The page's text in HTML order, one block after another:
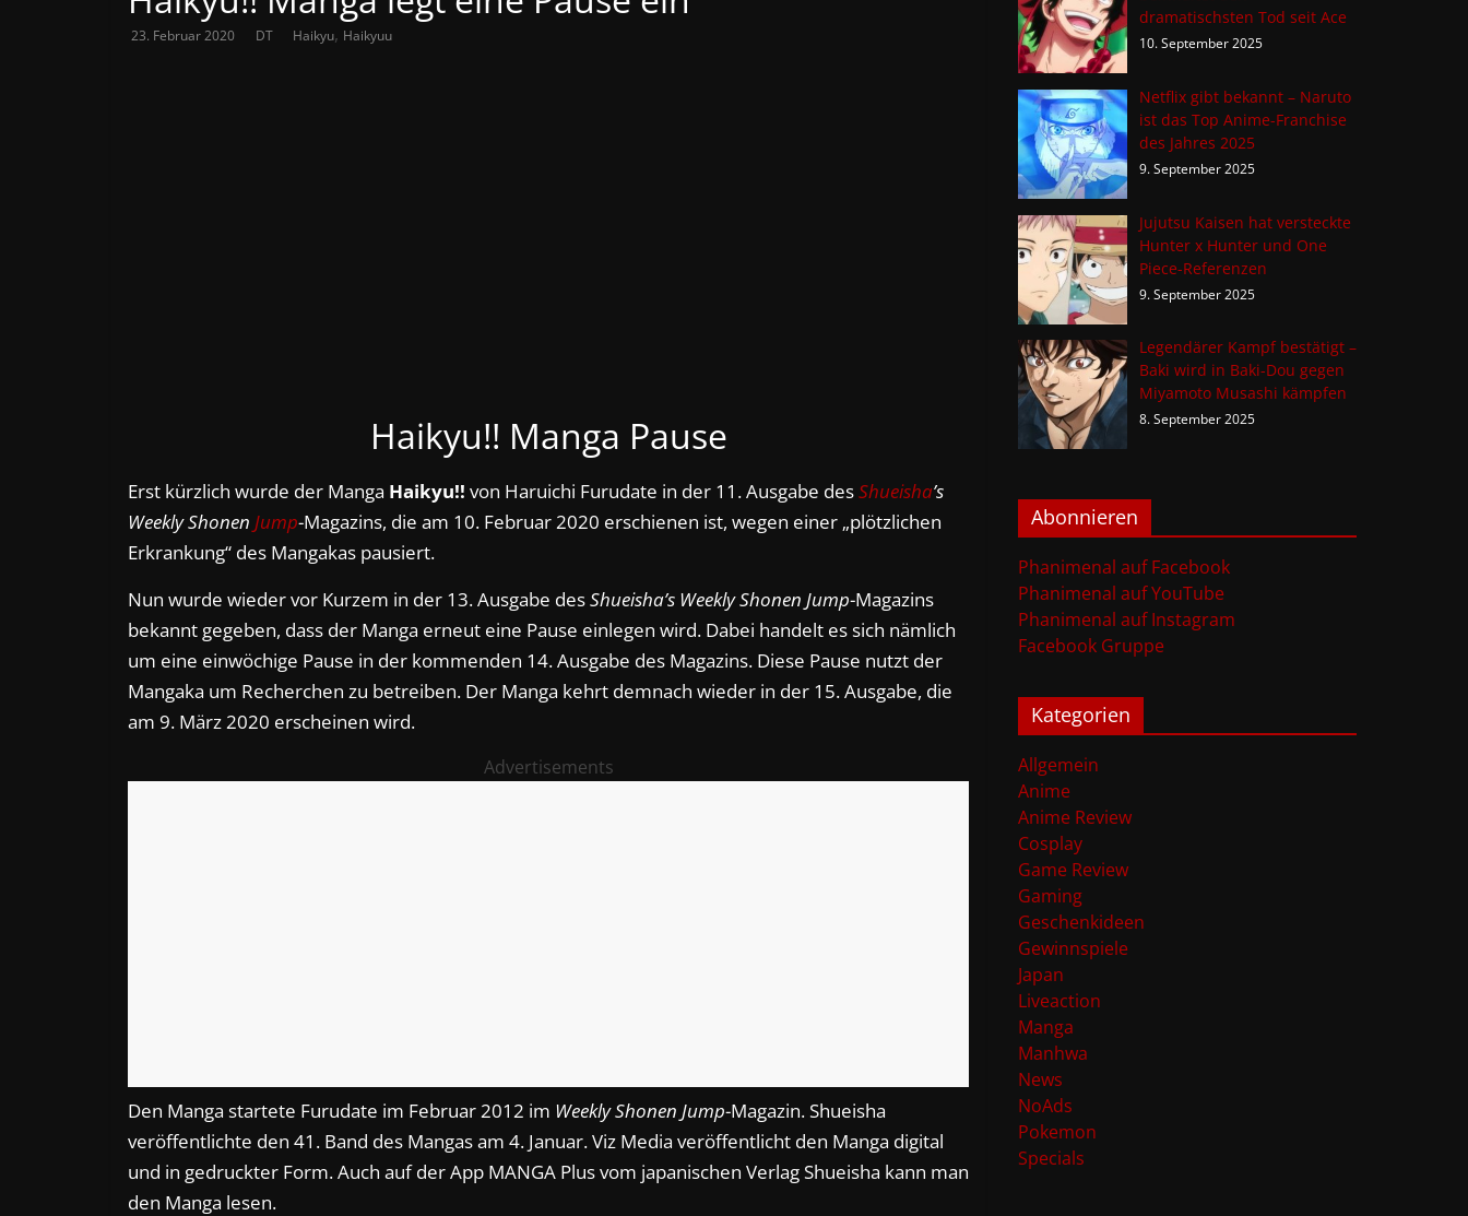
23. Februar 2020 DT Haikyu, Haikyuu
Haikyu!! Manga Pause
Erst kürzlich wurde der Manga Haikyu!! von Haruichi Furudate in der 11. Ausgabe desShueisha’s
Weekly Shonen Jump-Magazins, die am 10. Februar 2020 erschienen ist, wegen einer „plötzlichen
Erkrankung“ des Mangakas pausiert.
Nun wurde wieder vor Kurzem in der 13. Ausgabe desShueisha’s Weekly Shonen Jump-Magazins
bekannt gegeben, dass der Manga erneut eine Pause einlegen wird. Dabei handelt es sich nämlich
um eine einwöchige Pause in der kommenden 14. Ausgabe des Magazins. Diese Pause nutzt der
Mangaka um Recherchen zu betreiben. Der Manga kehrt demnach wieder in der 15. Ausgabe, die
am 9. März 2020 erscheinen wird.
Advertisements
Den Manga startete Furudate im Februar 2012 im Weekly Shonen Jump-Magazin. Shueisha
veröffentlichte den 41. Band des Mangas am 4. Januar. Viz Media veröffentlicht den Manga digital
und in gedruckter Form. Auch auf der App MANGA Plus vom japanischen Verlag Shueisha kann man
den Manga lesen.
dramatischsten Tod seit Ace
10. September 2025
Netflix gibt bekannt – Naruto
ist das Top Anime-Franchise
des Jahres 2025
9. September 2025
Jujutsu Kaisen hat versteckte
Hunter x Hunter und One
Piece-Referenzen
9. September 2025
Legendärer Kampf bestätigt –
Baki wird in Baki-Dou gegen
Miyamoto Musashi kämpfen
8. September 2025
Abonnieren
Phanimenal auf Facebook
Phanimenal auf YouTube
Phanimenal auf Instagram
Facebook Gruppe
Kategorien
Allgemein
Anime
Anime Review
Cosplay
Game Review
Gaming
Geschenkideen
Gewinnspiele
Japan
Liveaction
Manga
Manhwa
News
NoAds
Pokemon
Specials